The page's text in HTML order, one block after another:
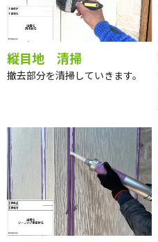
縦目地 清掃
撤去部分を清掃していきます。